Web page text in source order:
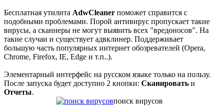
Бесплатная утилита AdwCleaner поможет справится с
подобными проблемами. Порой антивирус пропускает такие
вирусы, а сканнеры не могут выявить всех "вредоносов". На
такие случаи и существует адвклинер. Поддерживает
большую часть популярных интернет обозревателей (Opera,
Chrome, Firefox, IE, Edge и т.п..).
Элементарный интерфейс на русском языке только на пользу.
После запуска будет доступно 2 кнопки: Сканировать и
Отчеты.
поиск вирусов